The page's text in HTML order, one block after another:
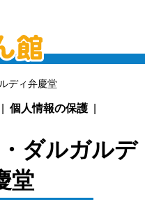
ディ弁慶堂
個人情報の保護
ダルガルデ
堂